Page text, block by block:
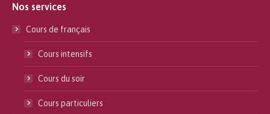
Nos services
Cours de français
Cours intensifs
Cours du soir
Cours particuliers